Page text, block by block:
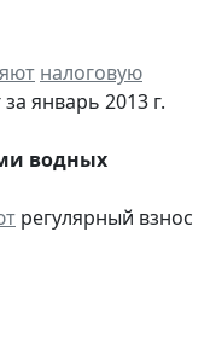
налоговую
за январь 2013 г.
водных
регулярный взнос